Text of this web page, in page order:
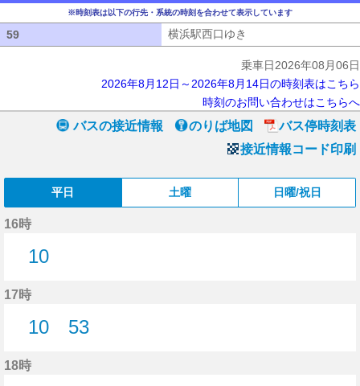
※時刻表は以下の行先・系統の時刻を合わせて表示しています
59 横浜駅西口ゆき
乗車日2026年08月06日
2026年8月12日～2026年8月14日の時刻表はこちら
時刻のお問い合わせはこちらへ
バスの接近情報 のりば地図
バス停時刻表
接近情報コード印刷
平日 土曜 日曜/祝日
16時
10
17時
10
53
18時